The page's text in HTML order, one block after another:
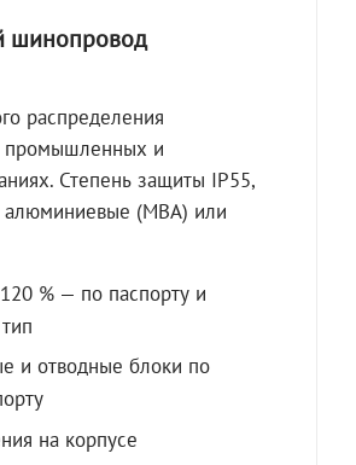
шинопровод
распределения
промышленных и
Степень защиты IP55,
алюминиевые (МВА) или
% — по паспорту и
и отводные блоки по
на корпусе